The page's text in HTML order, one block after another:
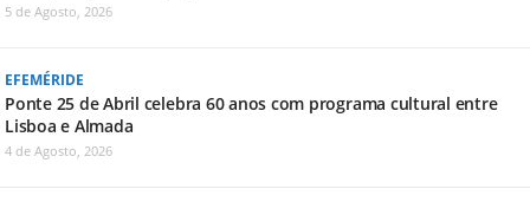
5 de Agosto, 2026
EFEMÉRIDE
Ponte 25 de Abril celebra 60 anos com programa cultural entre
Lisboa e Almada
4 de Agosto, 2026